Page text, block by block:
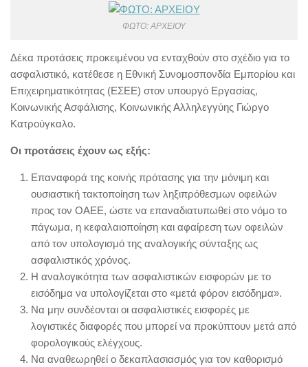
ΦΩΤΟ: ΑΡΧΕΙΟΥ
Δέκα προτάσεις προκειμένου να ενταχθούν στο σχέδιο για το
ασφαλιστικό, κατέθεσε η Εθνική Συνομοσπονδία Εμπορίου και
Επιχειρηματικότητας (ΕΣΕΕ) στον υπουργό Εργασίας,
Κοινωνικής Ασφάλισης, Κοινωνικής Αλληλεγγύης Γιώργο
Κατρούγκαλο.
Οι προτάσεις έχουν ως εξής:
Επαναφορά της κοινής πρότασης για την μόνιμη και
ουσιαστική τακτοποίηση των ληξιπρόθεσμων οφειλών
προς τον ΟΑΕΕ, ώστε να επαναδιατυπωθεί στο νόμο το
πάγωμα, η κεφαλαιοποίηση και αφαίρεση των οφειλών
από τον υπολογισμό της αναλογικής σύνταξης ως
ασφαλιστικός χρόνος.
Η αναλογικότητα των ασφαλιστικών εισφορών με το
εισόδημα να υπολογίζεται στο «μετά φόρον εισόδημα».
Να μην συνδέονται οι ασφαλιστικές εισφορές με
λογιστικές διαφορές που μπορεί να προκύπτουν μετά από
φορολογικούς ελέγχους.
Να αναθεωρηθεί ο δεκαπλασιασμός για τον καθορισμό